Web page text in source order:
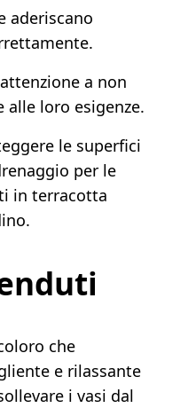
aderiscano
a non
loro esigenze.
le superfici
per le
in terracotta
che
e rilassante
i vasi dal